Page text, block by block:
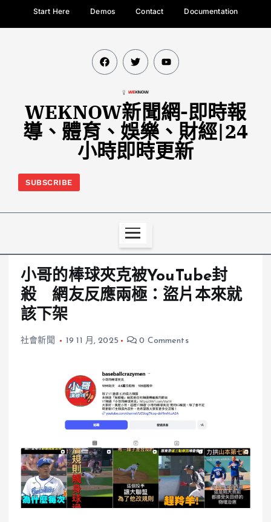
Start Here Demos Contact Documentation
WEKNOW新聞網-即時報
導、體育、娛樂、財經|24
小時即時更新
SUBSCRIBE
小哥的棒球夾克被YouTube封
殺 網友反應兩極：盜片本來就
該下架
社會新聞 19 11 月, 2025 0 Comments